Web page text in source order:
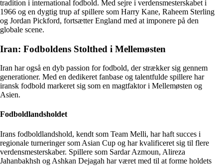
tradition i international fodbold. Med sejre i verdensmesterskabet i
1966 og en dygtig trup af spillere som Harry Kane, Raheem Sterling
og Jordan Pickford, fortsætter England med at imponere på den
globale scene.
Iran: Fodboldens Stolthed i Mellemøsten
Iran har også en dyb passion for fodbold, der strækker sig gennem
generationer. Med en dedikeret fanbase og talentfulde spillere har
iransk fodbold markeret sig som en magtfaktor i Mellemøsten og
Asien.
Fodboldlandsholdet
Irans fodboldlandshold, kendt som Team Melli, har haft succes i
regionale turneringer som Asian Cup og har kvalificeret sig til flere
verdensmesterskaber. Spillere som Sardar Azmoun, Alireza
Jahanbakhsh og Ashkan Dejagah har været med til at forme holdets